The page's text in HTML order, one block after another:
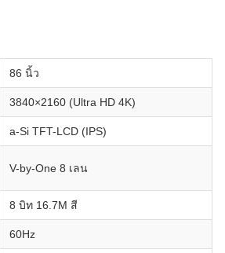
86 นิ้ว
3840×2160 (Ultra HD 4K)
a-Si TFT-LCD (IPS)
V-by-One 8 เลน
8 บิท 16.7M สี
60Hz